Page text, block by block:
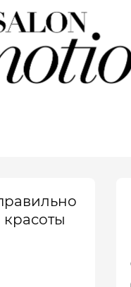
красоты